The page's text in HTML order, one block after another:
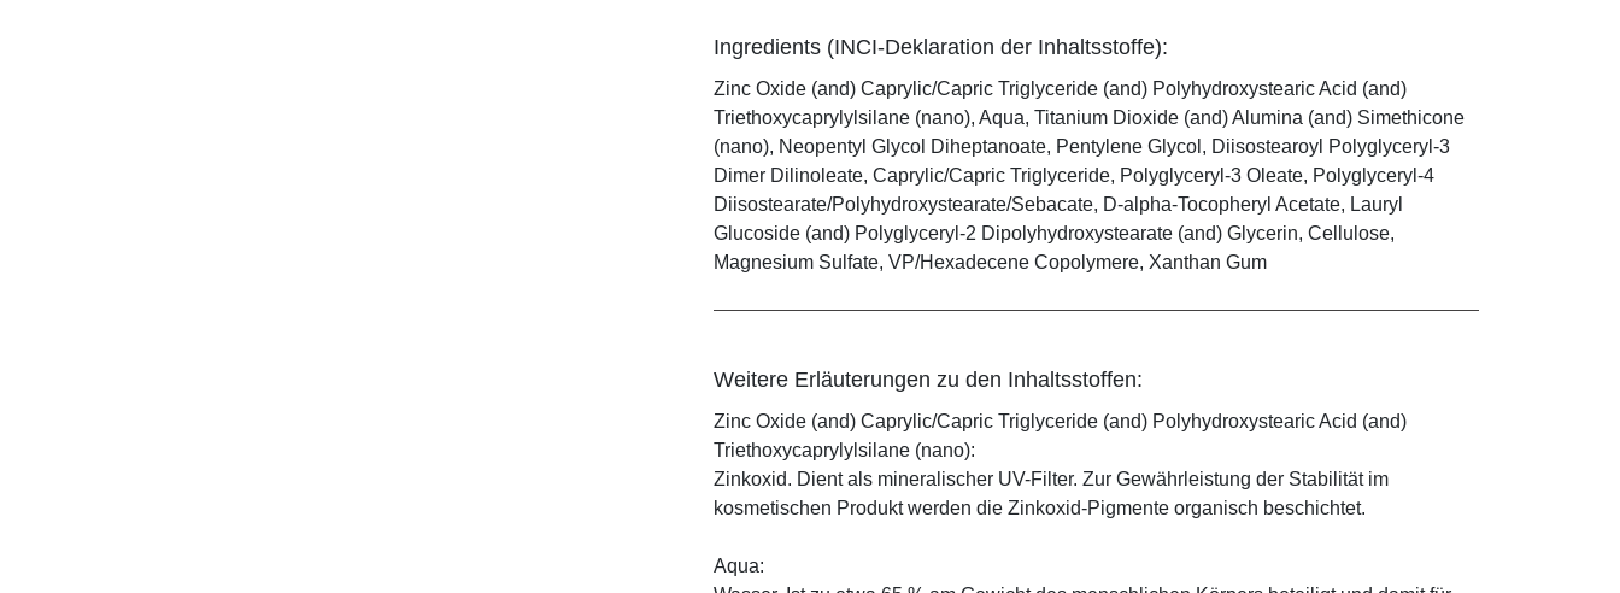
Ingredients (INCI-Deklaration der Inhaltsstoffe):
Zinc Oxide (and) Caprylic/Capric Triglyceride (and) Polyhydroxystearic Acid (and)
Triethoxycaprylylsilane (nano), Aqua, Titanium Dioxide (and) Alumina (and) Simethicone
(nano), Neopentyl Glycol Diheptanoate, Pentylene Glycol, Diisostearoyl Polyglyceryl-3
Dimer Dilinoleate, Caprylic/Capric Triglyceride, Polyglyceryl-3 Oleate, Polyglyceryl-4
Diisostearate/Polyhydroxystearate/Sebacate, D-alpha-Tocopheryl Acetate, Lauryl
Glucoside (and) Polyglyceryl-2 Dipolyhydroxystearate (and) Glycerin, Cellulose,
Magnesium Sulfate, VP/Hexadecene Copolymere, Xanthan Gum
Weitere Erläuterungen zu den Inhaltsstoffen:
Zinc Oxide (and) Caprylic/Capric Triglyceride (and) Polyhydroxystearic Acid (and)
Triethoxycaprylylsilane (nano):
Zinkoxid. Dient als mineralischer UV-Filter. Zur Gewährleistung der Stabilität im
kosmetischen Produkt werden die Zinkoxid-Pigmente organisch beschichtet.
Aqua: